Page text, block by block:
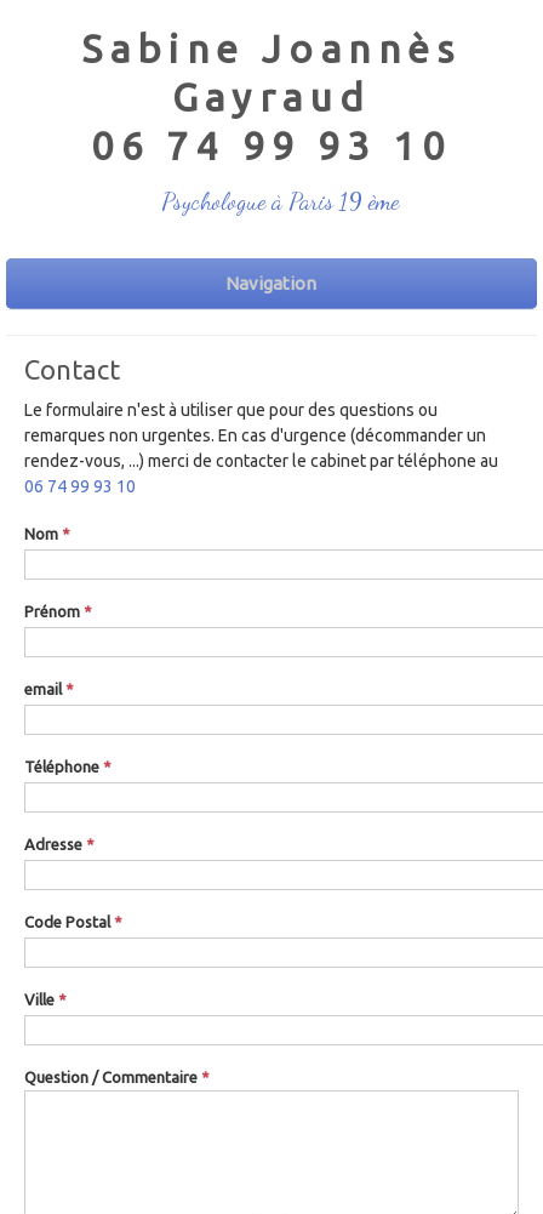
Sabine Joannès
Gayraud
06 74 99 93 10
Psychologue à Paris 19 ème
Navigation
Contact
Le formulaire n'est à utiliser que pour des questions ou
remarques non urgentes. En cas d'urgence (décommander un
rendez-vous, ...) merci de contacter le cabinet par téléphone au
06 74 99 93 10
Nom *
Prénom *
email*
Téléphone *
Adresse *
Code Postal*
Ville *
Question / Commentaire *